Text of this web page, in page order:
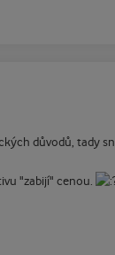
důvodů, tady
"zabijí" cenou.